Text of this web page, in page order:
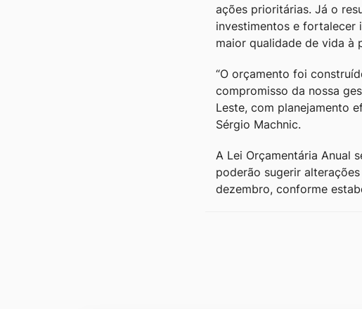
ações prioritárias. Já o
investimentos e fortalecer
maior qualidade de vida à
“O orçamento foi
compromisso da nossa
Leste, com planejamento
Sérgio Machnic.
A Lei Orçamentária Anual
poderão sugerir
dezembro, conforme